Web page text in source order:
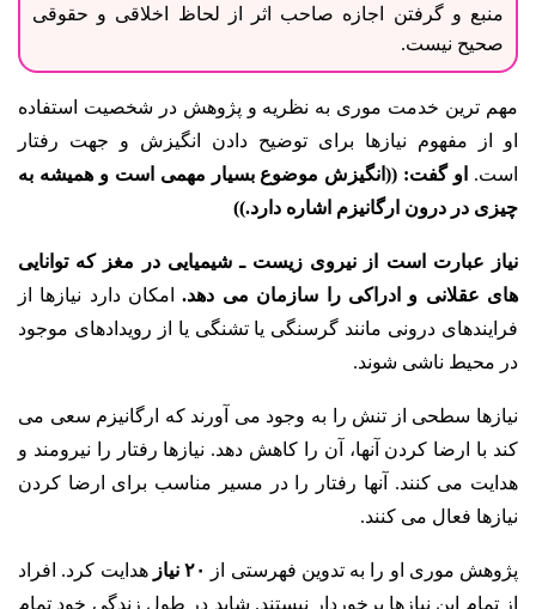
منبع و گرفتن اجازه صاحب اثر از لحاظ اخلاقی و حقوقی
صحیح نیست.
مهم ترین خدمت موری به نظریه و پژوهش در شخصیت استفاده
او از مفهوم نیازها برای توضیح دادن انگیزش و جهت رفتار
است. او گفت: ((انگیزش موضوع بسیار مهمی است و همیشه به
چیزی در درون ارگانیزم اشاره دارد.))
نیاز عبارت است از نیروی زیست ـ شیمیایی در مغز که توانایی
های عقلانی و ادراکی را سازمان می دهد.
امکان دارد نیازها از
فرایندهای درونی مانند گرسنگی یا تشنگی یا از رویدادهای موجود
در محیط ناشی شوند.
نیازها سطحی از تنش را به وجود می آورند که ارگانیزم سعی می
کند با ارضا کردن آنها، آن را کاهش دهد. نیازها رفتار را نیرومند و
هدایت می کنند. آنها رفتار را در مسیر مناسب برای ارضا کردن
نیازها فعال می کنند.
پژوهش موری او را به تدوین فهرستی از ۲۰ نیاز
هدایت کرد. افراد
از تمام این نیازها برخوردار نیستند. شاید در طول زندگی خود تمام